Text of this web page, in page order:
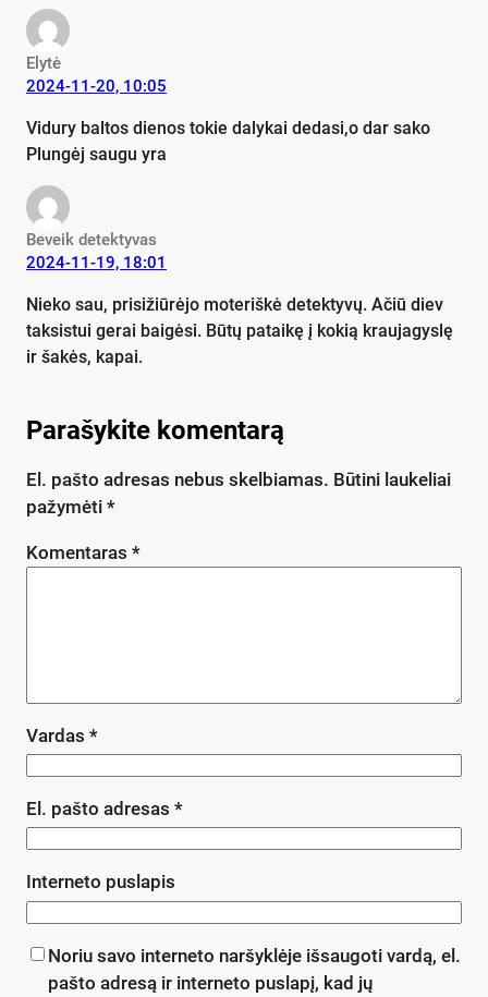
Elytė
2024-11-20, 10:05
Vidury baltos dienos tokie dalykai dedasi,o dar sako
Plungėj saugu yra
Beveik detektyvas
2024-11-19, 18:01
Nieko sau, prisižiūrėjo moteriškė detektyvų. Ačiū diev
taksistui gerai baigėsi. Būtų pataikę į kokią kraujagyslę
ir šakės, kapai.
Parašykite komentarą
El. pašto adresas nebus skelbiamas. Būtini laukeliai
pažymėti *
Komentaras *
Vardas *
El. pašto adresas *
Interneto puslapis
Noriu savo interneto naršyklėje išsaugoti vardą, el.
pašto adresą ir interneto puslapį, kad jų